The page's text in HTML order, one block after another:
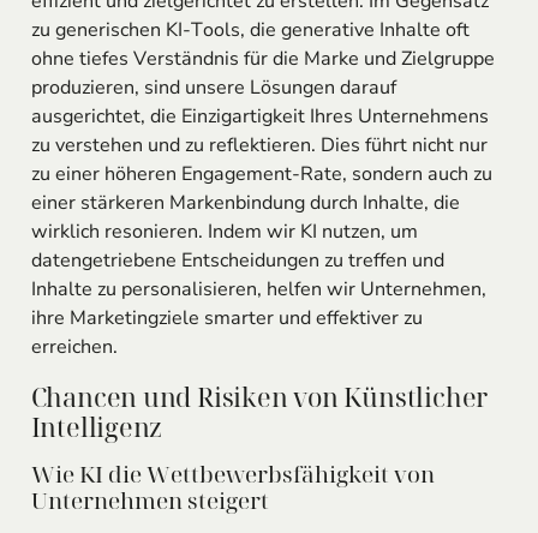
zu generischen KI-Tools, die generative Inhalte oft
ohne tiefes Verständnis für die Marke und Zielgruppe
produzieren, sind unsere Lösungen darauf
ausgerichtet, die Einzigartigkeit Ihres Unternehmens
zu verstehen und zu reflektieren. Dies führt nicht nur
zu einer höheren Engagement-Rate, sondern auch zu
einer stärkeren Markenbindung durch Inhalte, die
wirklich resonieren. Indem wir KI nutzen, um
datengetriebene Entscheidungen zu treffen und
Inhalte zu personalisieren, helfen wir Unternehmen,
ihre Marketingziele smarter und effektiver zu
erreichen.
Chancen und Risiken von Künstlicher
Intelligenz
Wie KI die Wettbewerbsfähigkeit von
Unternehmen steigert